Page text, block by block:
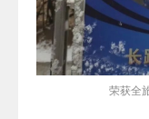
荣获全